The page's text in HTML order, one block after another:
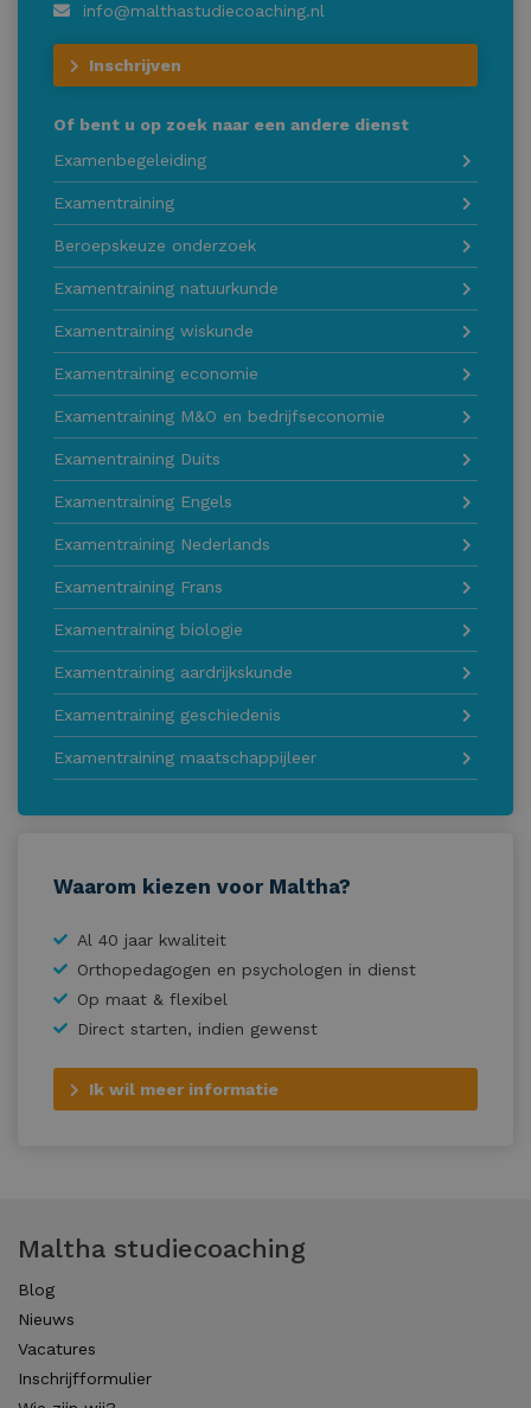
info@malthastudiecoaching.nl
Inschrijven
Of bent u op zoek naar een andere dienst
Examenbegeleiding
Examentraining
Beroepskeuze onderzoek
Examentraining natuurkunde
Examentraining wiskunde
Examentraining economie
Examentraining M&O en bedrijfseconomie
Examentraining Duits
Examentraining Engels
Examentraining Nederlands
Examentraining Frans
Examentraining biologie
Examentraining aardrijkskunde
Examentraining geschiedenis
Examentraining maatschappijleer
Waarom kiezen voor Maltha?
Al 40 jaar kwaliteit
Orthopedagogen en psychologen in dienst
Op maat & flexibel
Direct starten, indien gewenst
Ik wil meer informatie
Maltha studiecoaching
Blog
Nieuws
Vacatures
Inschrijfformulier